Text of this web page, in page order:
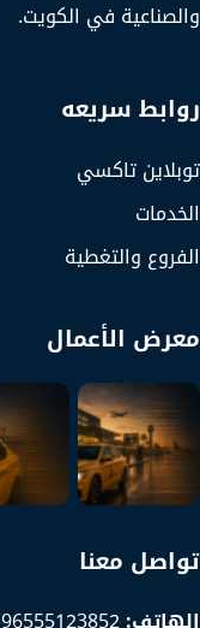
والصناعية في الكويت.
روابط سريعه
توبلاين تاكسي
الخدمات
الفروع والتغطية
معرض الأعمال
تواصل معنا